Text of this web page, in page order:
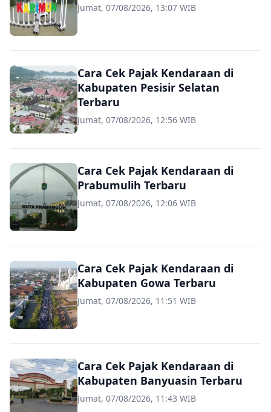
Jumat, 07/08/2026, 13:07 WIB
Cara Cek Pajak Kendaraan di
Kabupaten Pesisir Selatan
Terbaru
Jumat, 07/08/2026, 12:56 WIB
Cara Cek Pajak Kendaraan di
Prabumulih Terbaru
Jumat, 07/08/2026, 12:06 WIB
Cara Cek Pajak Kendaraan di
Kabupaten Gowa Terbaru
Jumat, 07/08/2026, 11:51 WIB
Cara Cek Pajak Kendaraan di
Kabupaten Banyuasin Terbaru
Jumat, 07/08/2026, 11:43 WIB